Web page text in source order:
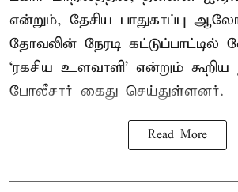
என்றும், தேசிய பாதுகாப்பு
தோவலின் நேரடி கட்டுப்பாட்டில்
‘ரகசிய உளவாளி’ என்றும்
போலீசார் கைது செய்துள்ளனர்.
Read More